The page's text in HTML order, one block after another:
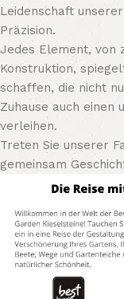
Leidenschaft
Präzision.
Jedes Element, von
Konstruktion,
schaffen, die nicht
Zuhause auch
verleihen.
Treten Sie unserer
gemeinsam